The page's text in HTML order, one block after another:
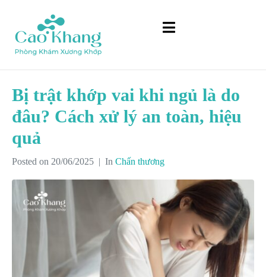
Bị trật khớp vai khi ngủ là do
đâu? Cách xử lý an toàn, hiệu
quả
Posted on 20/06/2025 In Chấn thương